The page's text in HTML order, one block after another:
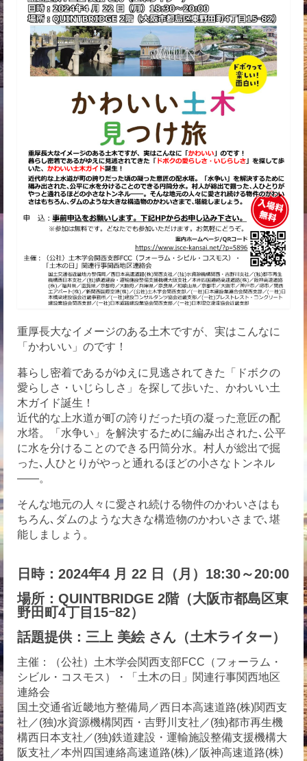
重厚長大なイメージのある土木ですが、実はこんなに
「かわいい」のです！
暮らし密着であるがゆえに見逃されてきた「ドボクの
愛らしさ・いじらしさ」を探して歩いた、かわいい土
木ガイド誕生！
近代的な上水道が町の誇りだった頃の凝った意匠の配
水塔。「水争い」を解決するために編み出された､公平
に水を分けることのできる円筒分水。村人が総出で掘
った､人ひとりがやっと通れるほどの小さなトンネル
――。
そんな地元の人々に愛され続ける物件のかわいさはも
ちろん､ダムのような大きな構造物のかわいさまで､堪
能しましょう。
日時：2024年4 月 22 日（月）18:30～20:00
場所：QUINTBRIDGE 2階（大阪市都島区東
野田町4丁目15ｰ82）
話題提供：三上 美絵 さん（土木ライター）
主催：（公社）土木学会関西支部FCC（フォーラム・
シビル・コスモス）・「土木の日」関連行事関西地区
連絡会
国土交通省近畿地方整備局／西日本高速道路(株)関西支
社／(独)水資源機構関西・吉野川支社／(独)都市再生機
構西日本支社／(独)鉄道建設・運輸施設整備支援機構大
阪支社／本州四国連絡高速道路(株)／阪神高速道路(株)